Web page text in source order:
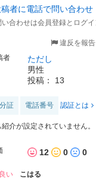
者に電話で問い合わせ
合わせは会員登録とログイ
違反を報告
者
ただし
男性
投稿： 13
証 電話番号 認証とは
紹介が設定されていません。
12 0 0
良い
こはる